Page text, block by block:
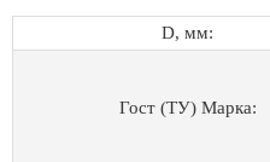
D, мм:
Гост (ТУ) Марка: